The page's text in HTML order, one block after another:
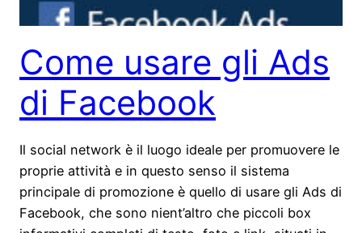
Come usare gli Ads
di Facebook
Il social network è il luogo ideale per promuovere le
proprie attività e in questo senso il sistema
principale di promozione è quello di usare gli Ads di
Facebook, che sono nient’altro che piccoli box